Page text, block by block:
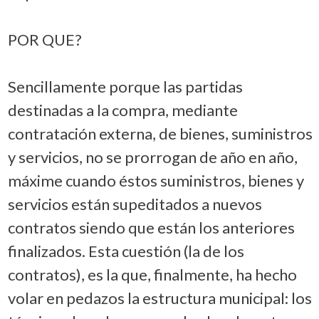
POR QUE?
Sencillamente porque las partidas
destinadas a la compra, mediante
contratación externa, de bienes, suministros
y servicios, no se prorrogan de año en año,
máxime cuando éstos suministros, bienes y
servicios están supeditados a nuevos
contratos siendo que están los anteriores
finalizados. Esta cuestión (la de los
contratos), es la que, finalmente, ha hecho
volar en pedazos la estructura municipal: los